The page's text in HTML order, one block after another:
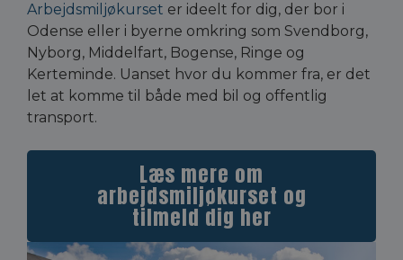
Arbejdsmiljøkurset er ideelt for dig, der bor i
Odense eller i byerne omkring som Svendborg,
Nyborg, Middelfart, Bogense, Ringe og
Kerteminde. Uanset hvor du kommer fra, er det
let at komme til både med bil og offentlig
transport.
Læs mere om
arbejdsmiljøkurset og
tilmeld dig her